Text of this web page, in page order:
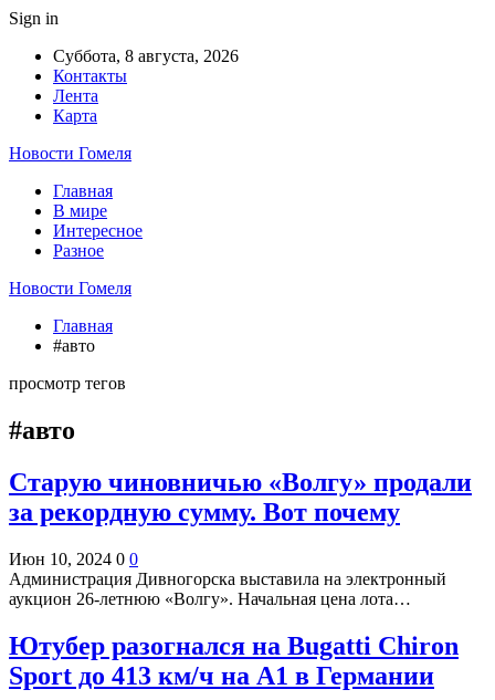
Sign in
Суббота, 8 августа, 2026
Контакты
Лента
Карта
Новости Гомеля
Главная
В мире
Интересное
Разное
Новости Гомеля
Главная
#авто
просмотр тегов
#авто
Старую чиновничью «Волгу» продали
за рекордную сумму. Вот почему
Июн 10, 2024 0 0
Администрация Дивногорска выставила на электронный
аукцион 26-летнюю «Волгу». Начальная цена лота…
Ютубер разогнался на Bugatti Chiron
Sport до 413 км/ч на А1 в Германии